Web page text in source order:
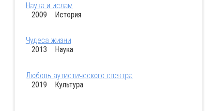
Наука и ислам
2009 История
Чудеса жизни
2013 Наука
Любовь аутистического спектра
2019 Культура